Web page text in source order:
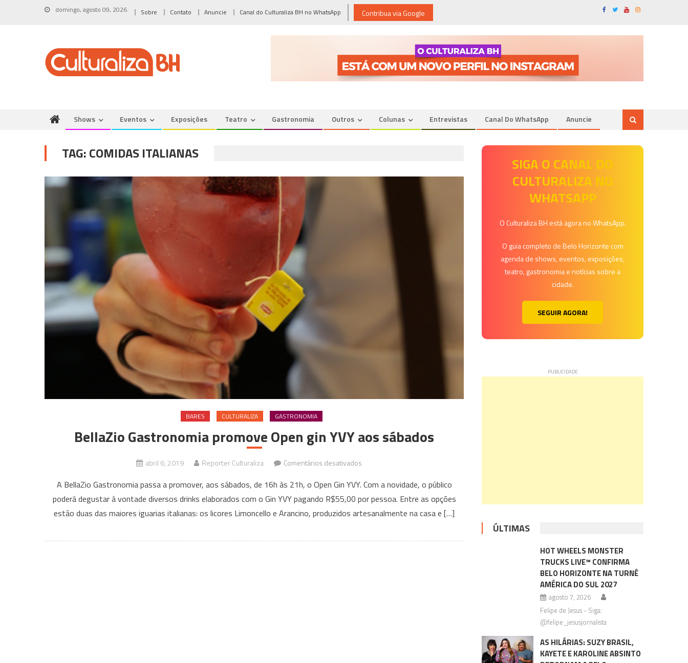
domingo, agosto 09, 2026 Sobre Contato Anuncie Canal do Culturaliza BH no WhatsApp Contribua via Google
Shows Eventos Exposições Teatro Gastronomia Outros Colunas Entrevistas Canal Do WhatsApp Anuncie
TAG:COMIDAS ITALIANAS
BARES CULTURALIZA GASTRONOMIA
BellaZio Gastronomia promove Open gin YVY aos sábados
abril 6, 2019 Reporter Culturaliza Comentários desativados
Gastronomia
promove
Open
YVY
A BellaZio Gastronomia passa a promover, aos sábados, de 16h às 21h, o Open Gin YVY. Com a novidade, o público
poderá degustar à vontade diversos drinks elaborados com o Gin YVY pagando R$55,00 por pessoa. Entre as opções
estão duas das maiores iguarias italianas: os licores Limoncello e Arancino, produzidos artesanalmente na casa e […]
SIGA O CANAL DO
CULTURALIZA NO
WHATSAPP
O Culturaliza BH está agora no WhatsApp.
O guia completo de Belo Horizonte com
agenda de shows, eventos, exposições,
teatro, gastronomia e notícias sobre a
cidade.
SEGUIR AGORA!
ÚLTIMAS
HOT WHEELS MONSTER
TRUCKS LIVE™ CONFIRMA
BELO HORIZONTE NA TURNÊ
AMÉRICA DO SUL 2027
agosto 7, 2026
Felipe de Jesus - Siga:
@felipe_jesusjornalista
AS HILÁRIAS: SUZY BRASIL,
KAYETE E KAROLINE ABSINTO